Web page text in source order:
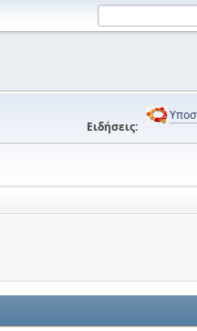
Ειδήσεις: